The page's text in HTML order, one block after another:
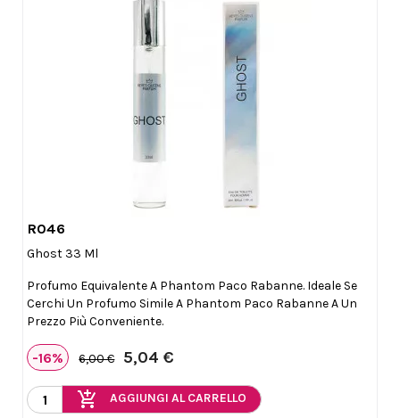
R046
Ghost 33 Ml
Profumo Equivalente A Phantom Paco Rabanne. Ideale Se
Cerchi Un Profumo Simile A Phantom Paco Rabanne A Un
Prezzo Più Conveniente.
-16% 6,00 € 5,04 €
add_shopping_cart AGGIUNGI AL CARRELLO